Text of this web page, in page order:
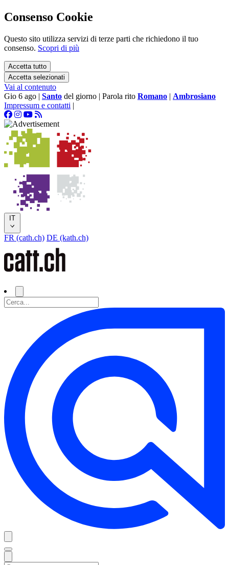
Consenso Cookie
Questo sito utilizza servizi di terze parti che richiedono il tuo
consenso. Scopri di più
Accetta tutto
Accetta selezionati
Vai al contenuto
Gio 6 ago | Santo del giorno | Parola rito Romano | Ambrosiano
Impressum e contatti |
IT
FR (cath.ch) DE (kath.ch)